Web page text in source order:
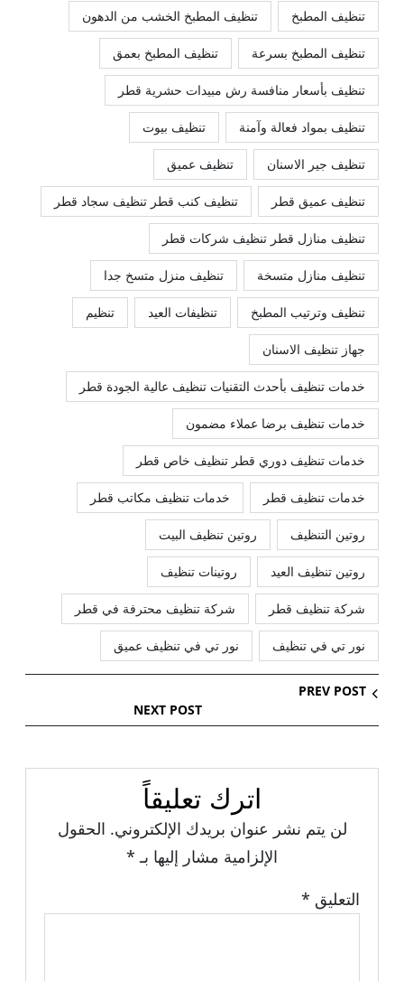
تنظيف المطبخ تنظيف المطبخ الخشب من الدهون
تنظيف المطبخ بسرعة تنظيف المطبخ بعمق
تنظيف بأسعار منافسة رش مبيدات حشرية قطر
تنظيف بمواد فعالة وآمنة تنظيف بيوت
تنظيف جير الاسنان تنظيف عميق
تنظيف عميق قطر تنظيف كنب قطر تنظيف سجاد قطر
تنظيف منازل قطر تنظيف شركات قطر
تنظيف منازل متسخة تنظيف منزل متسخ جدا
تنظيف وترتيب المطبخ تنظيفات العيد تنظيم
جهاز تنظيف الاسنان
خدمات تنظيف بأحدث التقنيات تنظيف عالية الجودة قطر
خدمات تنظيف برضا عملاء مضمون
خدمات تنظيف دوري قطر تنظيف خاص قطر
خدمات تنظيف قطر خدمات تنظيف مكاتب قطر
روتين التنظيف روتين تنظيف البيت
روتين تنظيف العيد روتينات تنظيف
شركة تنظيف قطر شركة تنظيف محترفة في قطر
نور تي في تنظيف نور تي في تنظيف عميق
PREV POST
NEXT POST
اترك تعليقاً
لن يتم نشر عنوان بريدك الإلكتروني. الحقول
الإلزامية مشار إليها بـ*
التعليق*